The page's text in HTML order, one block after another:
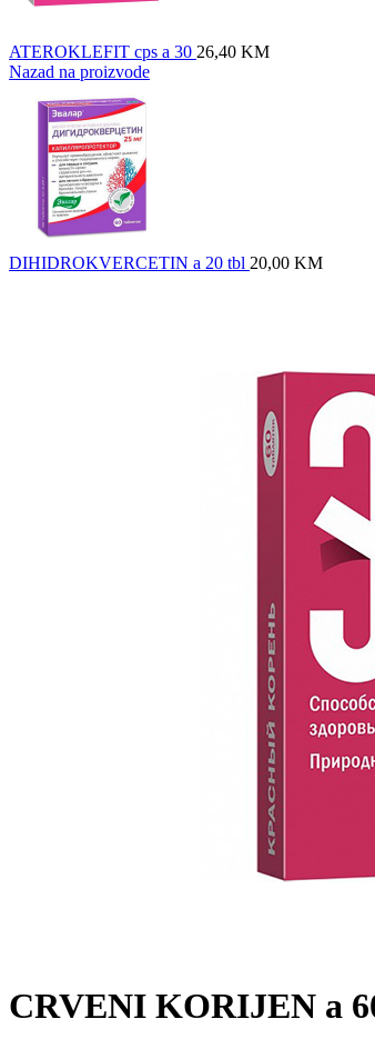
ATEROKLEFIT cps a 30 26,40 KM
Nazad na proizvode
DIHIDROKVERCETIN a 20 tbl 20,00 KM
CRVENI KORIJEN a